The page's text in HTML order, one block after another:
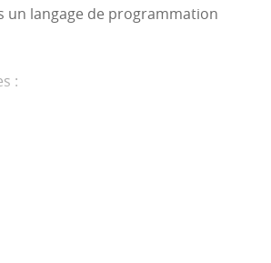
un langage de programmation
:
(définition et appel de fonction et